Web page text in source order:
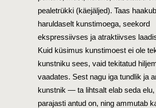
pealetrükki (käejäljed). Taas
haruldaselt kunstimoega, seekord
ekspressiivses ja atraktiivses
Kuid küsimus kunstimoest ei ole
kunstniku sees, vaid tekitatud
vaadates. Sest nagu iga tundlik ja
kunstnik — ta lihtsalt elab seda elu,
parajasti antud on, ning ammutab